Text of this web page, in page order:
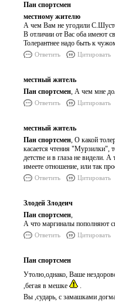
Пан спортсмен
местному жителю
А чем Вам не угодили
В отличии от Вас оба имеют
Толерантнее надо быть к
Ответить Цитировать
местный житель
Пан спортсмен, А чем мне
Ответить Цитировать
местный житель
Пан спортсмен, О какой
касается чтения "Мурзилки",
детстве и в глаза не видели.
имеете отношение, или так
Ответить Цитировать
Злодей Злодеич
Пан спортсмен,
А что маргиналы пополняют
Ответить Цитировать
Пан спортсмен
Утолю,однако, Ваше
,бегая в мешке
.
Вы ,сударь, с замашками